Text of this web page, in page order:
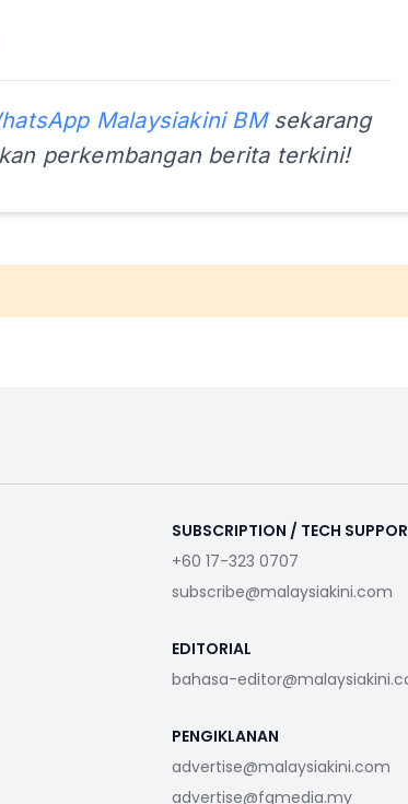
Malaysiakini BMsekarang
perkembangan berita terkini!
SUBSCRIPTION / TECH
+60 17-323 0707
subscribe@malaysiakini.com
EDITORIAL
bahasa-
PENGIKLANAN
advertise@malaysiakini.com
advertise@fgmedia.my